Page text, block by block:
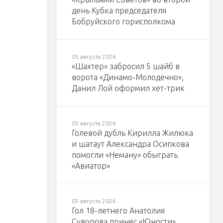
день Кубка председателя
Бобруйского горисполкома
05 августа 2026
«Шахтер» забросил 5 шайб в
ворота «Динамо-Молодечно»,
Данил Лой оформил хет-трик
05 августа 2026
Голевой дубль Кирилла Жилюка
и шатаут Александра Осипкова
помогли «Неману» обыграть
«Авиатор»
05 августа 2026
Гол 18-летнего Анатолия